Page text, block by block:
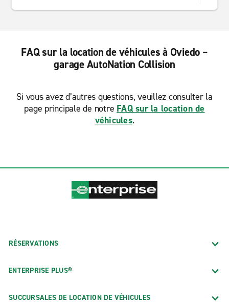
FAQ sur la location de véhicules à Oviedo –
garage AutoNation Collision
Si vous avez d’autres questions, veuillez consulter la
page principale de notre FAQ sur la location de
véhicules.
RÉSERVATIONS
ENTERPRISE PLUS®
SUCCURSALES DE LOCATION DE VÉHICULES